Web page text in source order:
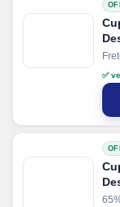
+
✅